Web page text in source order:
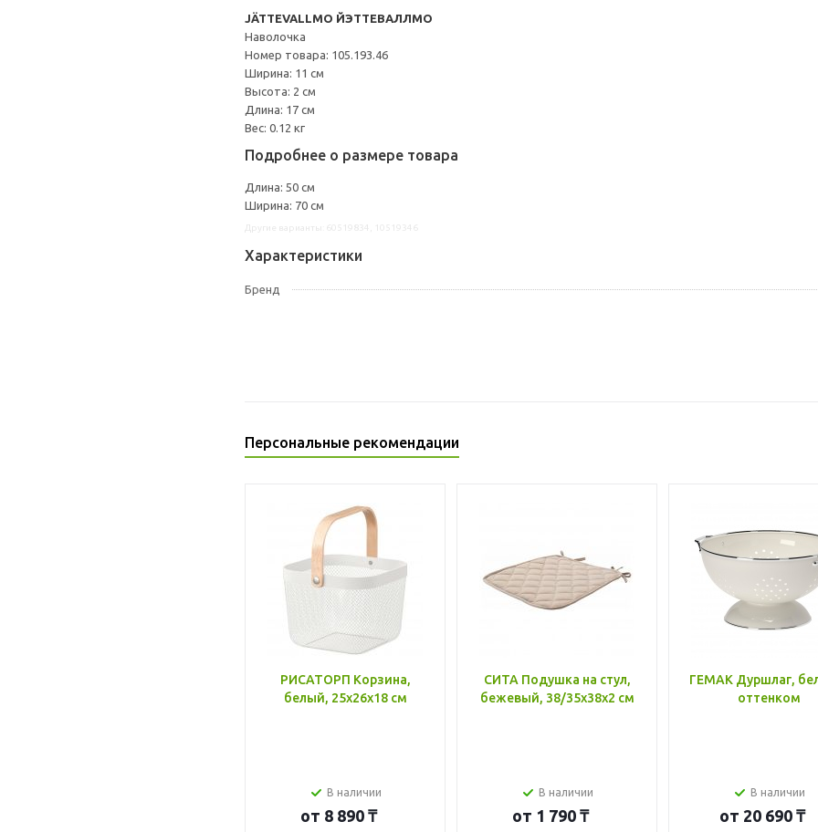
JÄTTEVALLMO ЙЭТТЕВАЛЛМО
Наволочка
Номер товара: 105.193.46
Ширина: 11 см
Высота: 2 см
Длина: 17 см
Вес: 0.12 кг
Подробнее о размере товара
Длина: 50 см
Ширина: 70 см
Характеристики
Бренд
Персональные рекомендации
РИСАТОРП Корзина,
белый, 25x26x18 см
В наличии
от 8 890 ₸
СИТА Подушка на стул,
бежевый, 38/35x38x2 см
В наличии
от 1 790 ₸
ГЕМАК Дуршлаг,
оттенком
В наличии
от 20 690 ₸